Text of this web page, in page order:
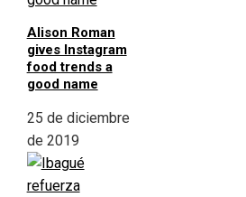
Alison Roman
gives Instagram
food trends a
good name
25 de diciembre
de 2019